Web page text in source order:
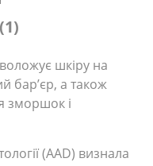
шкіру на
бар’єр, а також
зморшок і
(AAD) визнала